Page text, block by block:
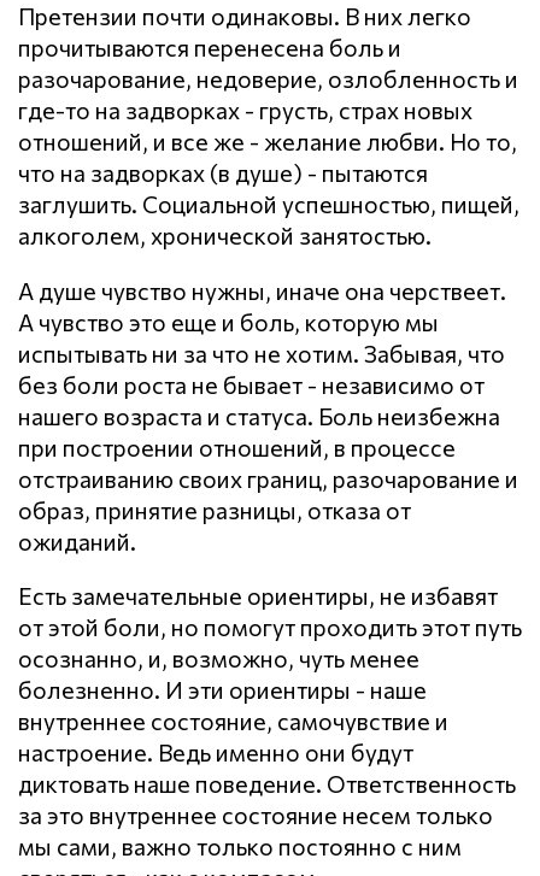
Претензии почти одинаковы. В них легко
прочитываются перенесена боль и
разочарование, недоверие, озлобленность и
где-то на задворках - грусть, страх новых
отношений, и все же - желание любви. Но то,
что на задворках (в душе) - пытаются
заглушить. Социальной успешностью, пищей,
алкоголем, хронической занятостью.
А душе чувство нужны, иначе она черствеет.
А чувство это еще и боль, которую мы
испытывать ни за что не хотим. Забывая, что
без боли роста не бывает - независимо от
нашего возраста и статуса. Боль неизбежна
при построении отношений, в процессе
отстраиванию своих границ, разочарование и
образ, принятие разницы, отказа от
ожиданий.
Есть замечательные ориентиры, не избавят
от этой боли, но помогут проходить этот путь
осознанно, и, возможно, чуть менее
болезненно. И эти ориентиры - наше
внутреннее состояние, самочувствие и
настроение. Ведь именно они будут
диктовать наше поведение. Ответственность
за это внутреннее состояние несем только
мы сами, важно только постоянно с ним